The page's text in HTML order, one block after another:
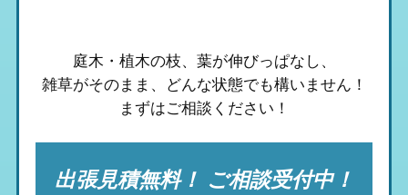
庭木・植木の枝、葉が伸びっぱなし、
雑草がそのまま、 どんな状態でも構いません！
まずはご相談ください！
出張見積無料！ ご相談受付中！